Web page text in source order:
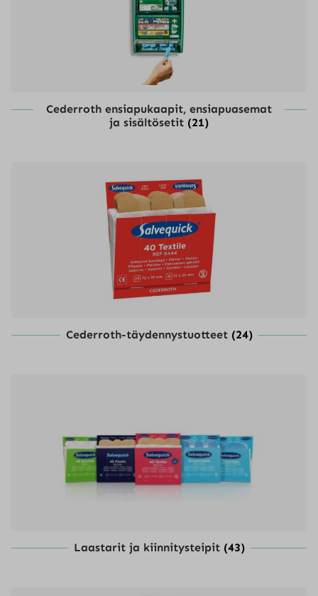
Cederroth ensiapukaapit, ensiapuasemat
ja sisältösetit (21)
Cederroth-täydennystuotteet (24)
Laastarit ja kiinnitysteipit (43)